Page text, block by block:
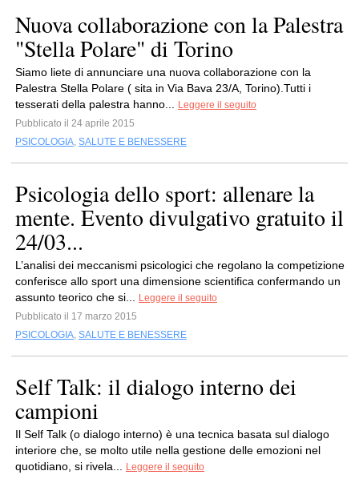
Nuova collaborazione con la Palestra
"Stella Polare" di Torino
Siamo liete di annunciare una nuova collaborazione con la
Palestra Stella Polare ( sita in Via Bava 23/A, Torino).Tutti i
tesserati della palestra hanno...
Leggere il seguito
Pubblicato il 24 aprile 2015
PSICOLOGIA, SALUTE E BENESSERE
Psicologia dello sport: allenare la
mente. Evento divulgativo gratuito il
24/03...
L’analisi dei meccanismi psicologici che regolano la competizione
conferisce allo sport una dimensione scientifica confermando un
assunto teorico che si...
Leggere il seguito
Pubblicato il 17 marzo 2015
PSICOLOGIA, SALUTE E BENESSERE
Self Talk: il dialogo interno dei
campioni
Il Self Talk (o dialogo interno) è una tecnica basata sul dialogo
interiore che, se molto utile nella gestione delle emozioni nel
quotidiano, si rivela...
Leggere il seguito